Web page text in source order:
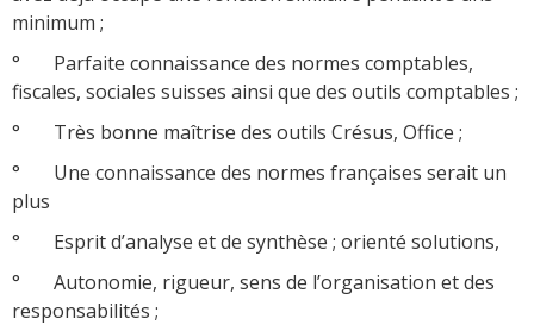
minimum ;
° Parfaite connaissance des normes comptables,
fiscales, sociales suisses ainsi que des outils comptables ;
° Très bonne maîtrise des outils Crésus, Office ;
° Une connaissance des normes françaises serait un
plus
° Esprit d’analyse et de synthèse ; orienté solutions,
° Autonomie, rigueur, sens de l’organisation et des
responsabilités ;